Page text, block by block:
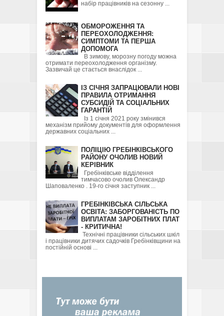
набір працівників на сезонну ...
ОБМОРОЖЕННЯ ТА
ПЕРЕОХОЛОДЖЕННЯ:
СИМПТОМИ ТА ПЕРША
ДОПОМОГА
В зимову, морозну погоду можна
отримати переохолодження організму.
Зазвичай це стається внаслідок ...
ІЗ СІЧНЯ ЗАПРАЦЮВАЛИ НОВІ
ПРАВИЛА ОТРИМАННЯ
СУБСИДІЙ ТА СОЦІАЛЬНИХ
ГАРАНТІЙ
Із 1 січня 2021 року змінився
механізм прийому документів для оформлення
державних соціальних ...
ПОЛІЦІЮ ГРЕБІНКІВСЬКОГО
РАЙОНУ ОЧОЛИВ НОВИЙ
КЕРІВНИК
Гребінківське відділення
тимчасово очолив Олександр
Шаповаленко . 19-го січня заступник ...
ГРЕБІНКІВСЬКА СІЛЬСЬКА
ОСВІТА: ЗАБОРГОВАНІСТЬ ПО
ВИПЛАТАМ ЗАРОБІТНИХ ПЛАТ
- КРИТИЧНА!
Технічні працівники сільських шкіл
і працівники дитячих садочків Гребінківщини на
постійній основі ...